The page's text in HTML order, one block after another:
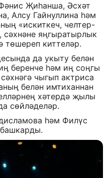
Җиһанша, Әсхәт
Алсу Гайнуллина һәм
«искиткеч, челтер-
яңгыратырлык
төшереп киттеләр.
да укыту белән
беренче һәм иң соңгы
чыгып актриса
белән имтиханнан
хәтердә җылы
сөйләделәр.
һәм Филүс